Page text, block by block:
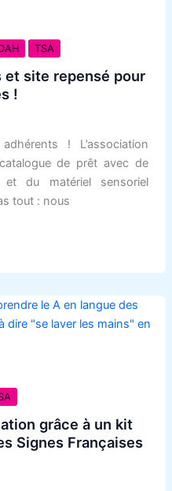
TSA
site repensé pour
!
! L’association
de prêt avec de
et du matériel sensoriel
tout : nous
grâce à un kit
Signes Françaises